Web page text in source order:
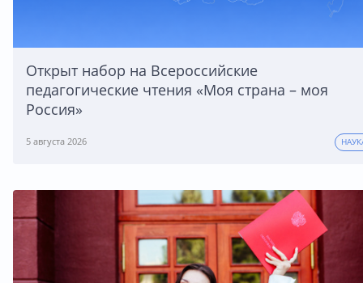
Открыт набор на Всероссийские
педагогические чтения «Моя страна – моя
Россия»
5 августа 2026